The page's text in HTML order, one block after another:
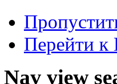
Перейти к
Nav view